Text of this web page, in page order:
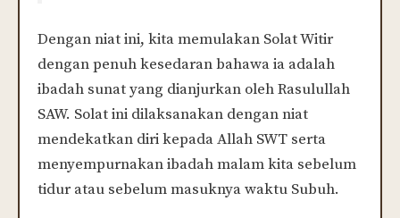
Dengan niat ini, kita memulakan Solat Witir
dengan penuh kesedaran bahawa ia adalah
ibadah sunat yang dianjurkan oleh Rasulullah
SAW. Solat ini dilaksanakan dengan niat
mendekatkan diri kepada Allah SWT serta
menyempurnakan ibadah malam kita sebelum
tidur atau sebelum masuknya waktu Subuh.